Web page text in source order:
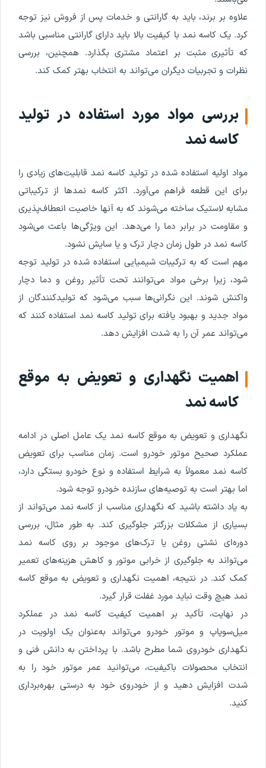
علاوه بر برند، باید به گارانتی و خدمات پس از فروش نیز توجه
کرد. یک کاسه‌ نمد با کیفیت بالا باید دارای گارانتی مناسبی باشد
که تأثیری مثبت بر اعتماد مشتری بگذارد. همچنین، بررسی
نظرات و تجربیات دیگران می‌تواند به انتخاب بهتر کمک کند.
بررسی مواد مورد استفاده در تولید
کاسه‌ نمد
مواد اولیه استفاده شده در تولید کاسه‌ نمد قابلیت‌های زیادی را
برای این قطعه فراهم می‌آورد. اکثر کاسه‌ نمدها از ترکیباتی
مشابه لاستیک ساخته می‌شوند که به آنها خاصیت انعطاف‌پذیری
و مقاومت در برابر دما را می‌دهد. این ویژگی‌ها باعث می‌شود
کاسه‌ نمد در طول زمان دچار ترک و یا سایش نشود.
مهم است که به ترکیبات شیمیایی استفاده شده در تولید توجه
شود، زیرا برخی مواد می‌توانند تحت تأثیر روغن و دما دچار
واکنش شوند. این نگرانی‌ها سبب می‌شود که تولیدکنندگان از
مواد جدید و بهبود یافته برای تولید کاسه‌ نمد استفاده کنند که
می‌تواند عمر آن را به شدت افزایش دهد.
اهمیت نگهداری و تعویض به موقع
کاسه‌ نمد
نگهداری و تعویض به موقع کاسه‌ نمد یک عامل اصلی در ادامه
عملکرد صحیح موتور خودرو است. زمان مناسب برای تعویض
کاسه‌ نمد معمولاً به شرایط استفاده و نوع خودرو بستگی دارد،
اما بهتر است به توصیه‌های سازنده خودرو توجه شود.
به یاد داشته باشید که نگهداری مناسب از کاسه‌ نمد می‌تواند از
بسیاری از مشکلات بزرگتر جلوگیری کند. به طور مثال، بررسی
دوره‌ای نشتی روغن یا ترک‌های موجود بر روی کاسه‌ نمد
می‌تواند به جلوگیری از خرابی موتور و کاهش هزینه‌های تعمیر
کمک کند. در نتیجه، اهمیت نگهداری و تعویض به موقع کاسه‌
نمد هیچ وقت نباید مورد غفلت قرار گیرد.
در نهایت، تأکید بر اهمیت کیفیت کاسه‌ نمد در عملکرد
میل‌سوپاپ و موتور خودرو می‌تواند به‌عنوان یک اولویت در
نگهداری خودروی شما مطرح باشد. با پرداختن به دانش فنی و
انتخاب محصولات باکیفیت، می‌توانید عمر موتور خود را به
شدت افزایش دهید و از خودروی خود به درستی بهره‌برداری
کنید.